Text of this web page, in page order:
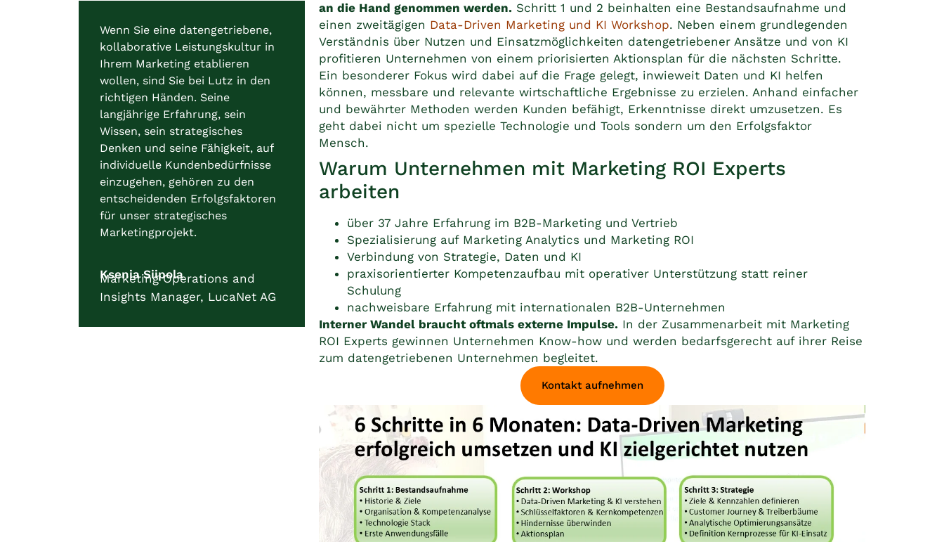
Wenn Sie eine datengetriebene,
kollaborative Leistungskultur in
Ihrem Marketing etablieren
wollen, sind Sie bei Lutz in den
richtigen Händen. Seine
langjährige Erfahrung, sein
Wissen, sein strategisches
Denken und seine Fähigkeit, auf
individuelle Kundenbedürfnisse
einzugehen, gehören zu den
entscheidenden Erfolgsfaktoren
für unser strategisches
Marketingprojekt.
Ksenia Siipola
Marketing Operations and
Insights Manager, LucaNet AG
an die Hand genommen werden. Schritt 1 und 2 beinhalten eine Bestandsaufnahme und
einen zweitägigen Data-Driven Marketing und KI Workshop. Neben einem grundlegenden
Verständnis über Nutzen und Einsatzmöglichkeiten datengetriebener Ansätze und von KI
profitieren Unternehmen von einem priorisierten Aktionsplan für die nächsten Schritte.
Ein besonderer Fokus wird dabei auf die Frage gelegt, inwieweit Daten und KI helfen
können, messbare und relevante wirtschaftliche Ergebnisse zu erzielen. Anhand einfacher
und bewährter Methoden werden Kunden befähigt, Erkenntnisse direkt umzusetzen. Es
geht dabei nicht um spezielle Technologie und Tools sondern um den Erfolgsfaktor
Mensch.
Warum Unternehmen mit Marketing ROI Experts
arbeiten
über 37 Jahre Erfahrung im B2B-Marketing und Vertrieb
Spezialisierung auf Marketing Analytics und Marketing ROI
Verbindung von Strategie, Daten und KI
praxisorientierter Kompetenzaufbau mit operativer Unterstützung statt reiner
Schulung
nachweisbare Erfahrung mit internationalen B2B-Unternehmen
Interner Wandel braucht oftmals externe Impulse. In der Zusammenarbeit mit Marketing
ROI Experts gewinnen Unternehmen Know-how und werden bedarfsgerecht auf ihrer Reise
zum datengetriebenen Unternehmen begleitet.
Kontakt aufnehmen